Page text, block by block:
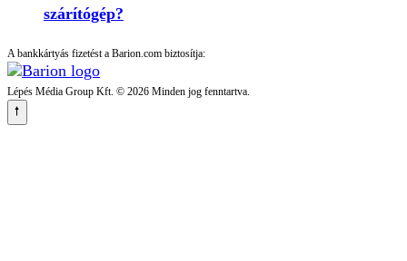
szárítógép?
A bankkártyás fizetést a Barion.com biztosítja:
Lépés Média Group Kft. © 2026 Minden jog fenntartva.
🠕